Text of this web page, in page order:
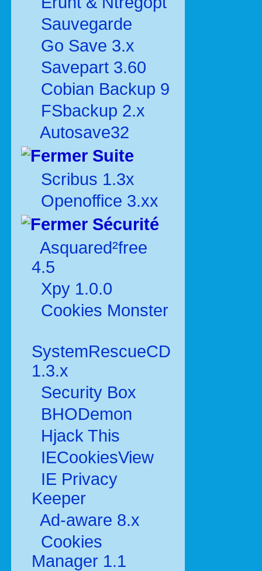
Sauvegarde
Go Save 3.x
Savepart 3.60
Cobian Backup 9
FSbackup 2.x
Autosave32
Suite
Scribus 1.3x
Openoffice 3.xx
Sécurité
Asquared²free
4.5
Xpy 1.0.0
Cookies Monster
SystemRescueCD
1.3.x
Security Box
BHODemon
Hjack This
IECookiesView
IE Privacy
Keeper
Ad-aware 8.x
Cookies
Manager 1.1